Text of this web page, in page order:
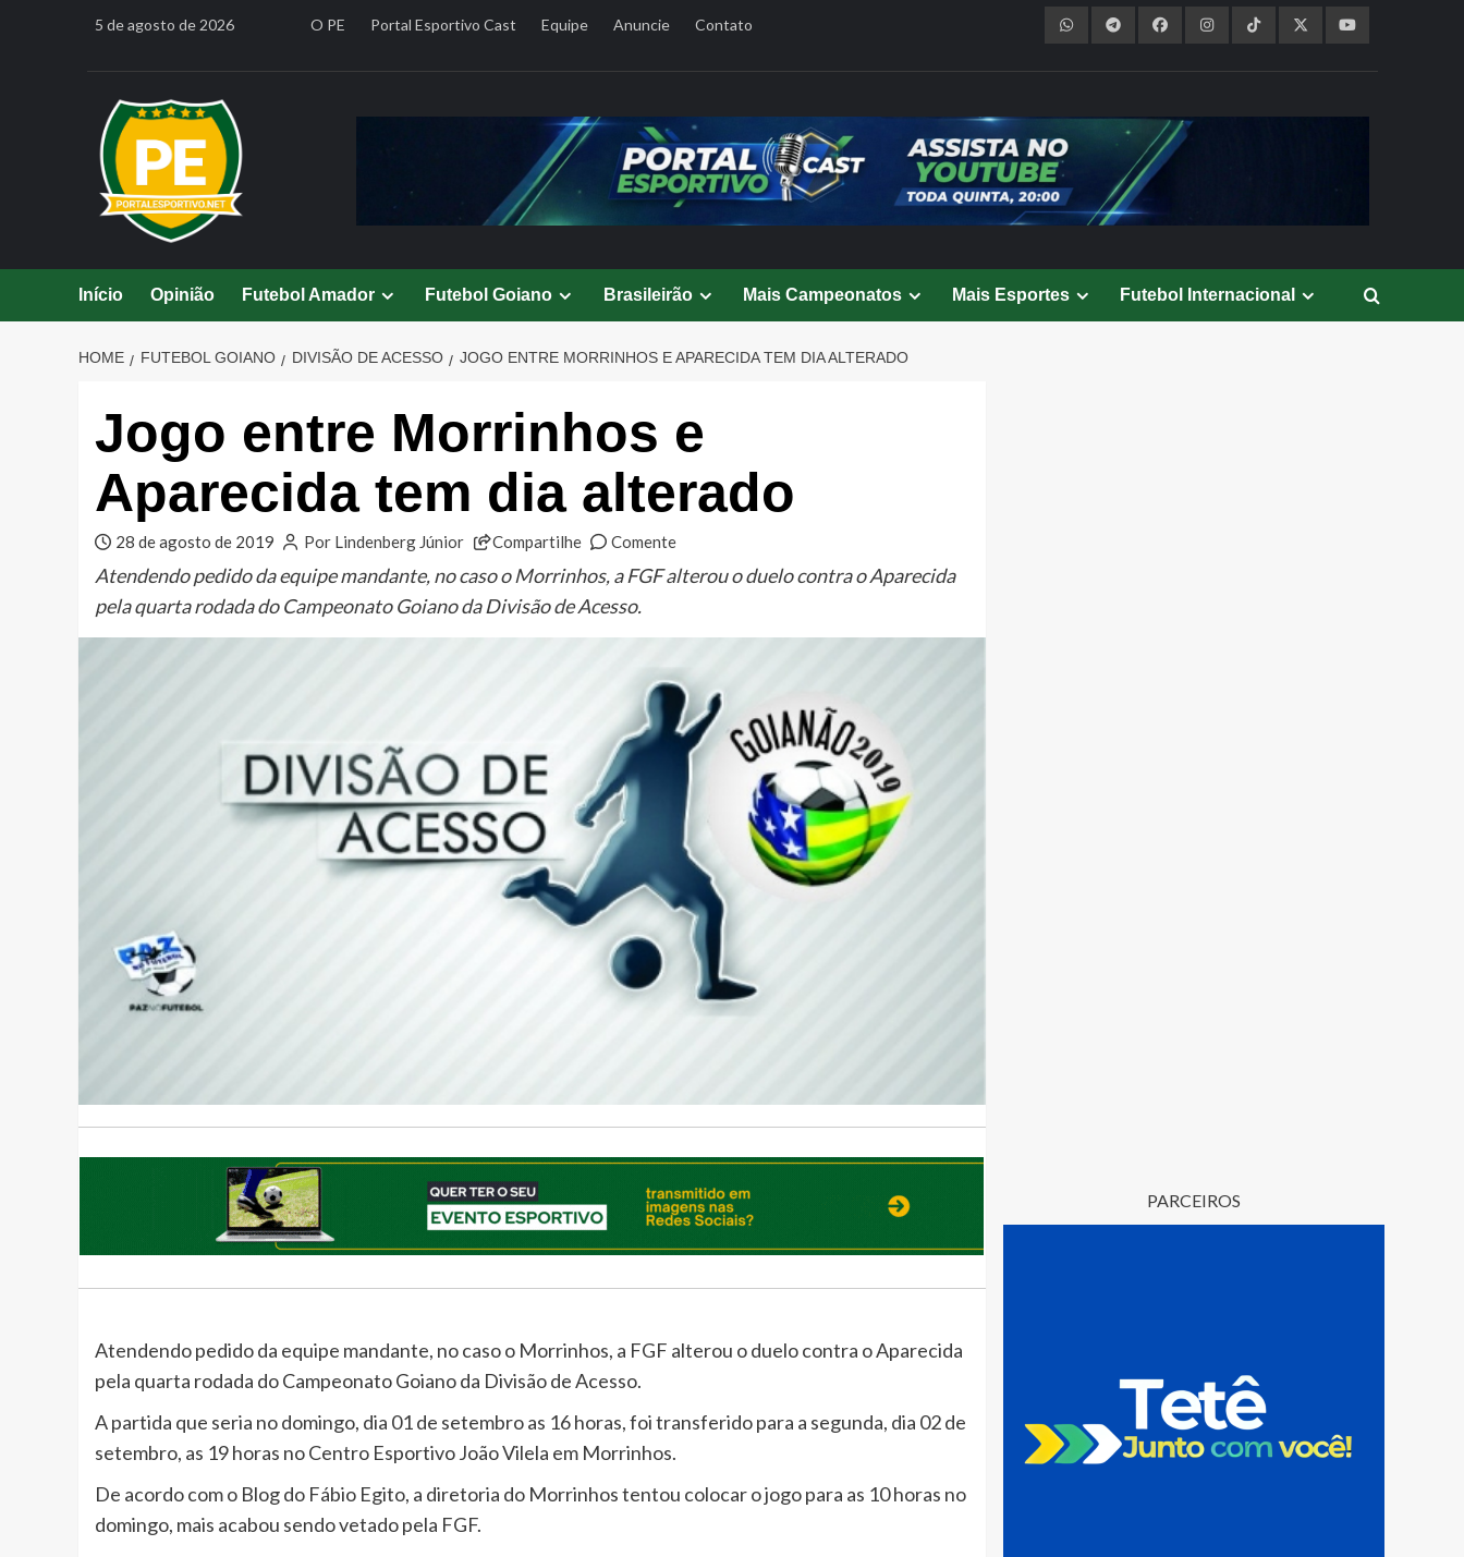
5 de agosto de 2026 O PE Portal Esportivo Cast Equipe Anuncie Contato
Início Opinião Futebol Amador Futebol Goiano Brasileirão Mais Campeonatos Mais Esportes Futebol Internacional
HOME FUTEBOL GOIANO DIVISÃO DE ACESSO JOGO ENTRE MORRINHOS E APARECIDA TEM DIA ALTERADO
Jogo entre Morrinhos e
Aparecida tem dia alterado
28 de agosto de 2019 Por Lindenberg Júnior Compartilhe Comente
Atendendo pedido da equipe mandante, no caso o Morrinhos, a FGF alterou o duelo contra o Aparecida
pela quarta rodada do Campeonato Goiano da Divisão de Acesso.
Atendendo pedido da equipe mandante, no caso o Morrinhos, a FGF alterou o duelo contra o Aparecida
pela quarta rodada do Campeonato Goiano da Divisão de Acesso.
A partida que seria no domingo, dia 01 de setembro as 16 horas, foi transferido para a segunda, dia 02 de
setembro, as 19 horas no Centro Esportivo João Vilela em Morrinhos.
De acordo com o Blog do Fábio Egito, a diretoria do Morrinhos tentou colocar o jogo para as 10 horas no
domingo, mais acabou sendo vetado pela FGF.
PARCEIROS